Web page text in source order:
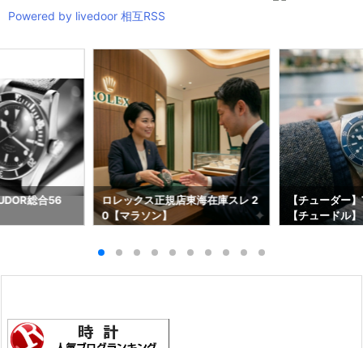
Powered by livedoor 相互RSS
総合56
ロレックス正規店東海在庫スレ 2
0【マラソン】
【チューダー
【チュードル】